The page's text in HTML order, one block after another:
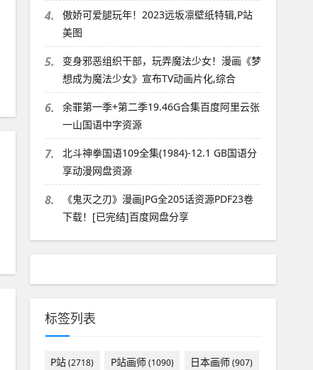
4.
傲娇可爱腿玩年！2023远坂凛壁纸特辑,P站
美图
5.
变身邪恶组织干部，玩弄魔法少女！漫画《梦
想成为魔法少女》宣布TV动画片化,综合
6.
余罪第一季+第二季19.46G合集百度阿里云张
一山国语中字资源
7.
北斗神拳国语109全集(1984)-12.1 GB国语分
享动漫网盘资源
8.
《鬼灭之刃》漫画JPG全205话资源PDF23卷
下载！[已完结]百度网盘分享
标签列表
P站(2718) P站画师(1090) 日本画师(907)